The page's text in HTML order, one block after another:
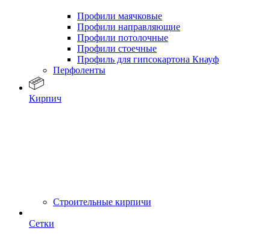
Профили маячковые
Профили направляющие
Профили потолочные
Профили стоечные
Профиль для гипсокартона Кнауф
Перфоленты
Кирпич
Строительные кирпичи
Сетки